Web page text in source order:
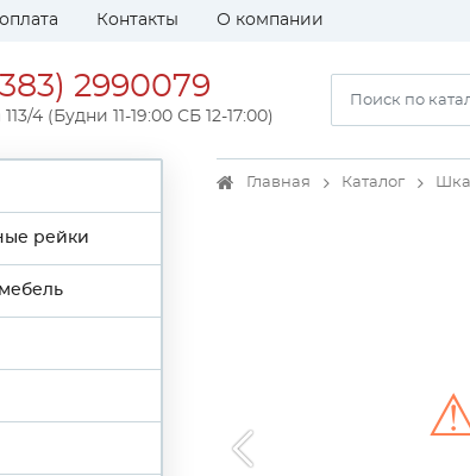
Контакты О компании
2990079
4 (Будни 11-19:00 СБ 12-17:00)
рейки
Главная Каталог